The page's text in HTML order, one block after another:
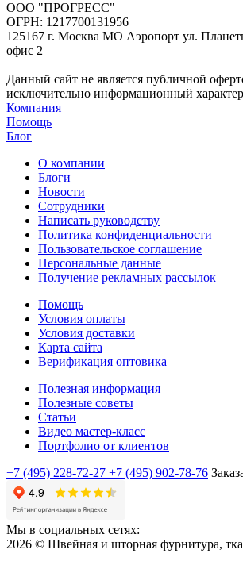
ООО "ПРОГРЕСС"
ОГРН: 1217700131956
125167 г. Москва МО Аэропорт ул.
офис 2
Данный сайт не является публичной
исключительно информационный
Компания
Помощь
Блог
О компании
Блоги
Новости
Сотрудники
Написать руководству
Политика конфиденциальности
Пользовательское соглашение
Персональные данные
Получение рекламных рассылок
Помощь
Условия оплаты
Условия доставки
Карта сайта
Верификация оптовика
Полезная информация
Полезные советы
Статьи
Видео мастер-класс
Портфолио от клиентов
+7 (495) 228-72-27 +7 (495) 902-78-76
Мы в социальных сетях:
2026 © Швейная и шторная фурнитура,